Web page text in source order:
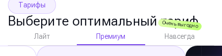
Тарифы
Выберите оптимальный тариф
Очень выгодно
Лайт Премиум Навсегда